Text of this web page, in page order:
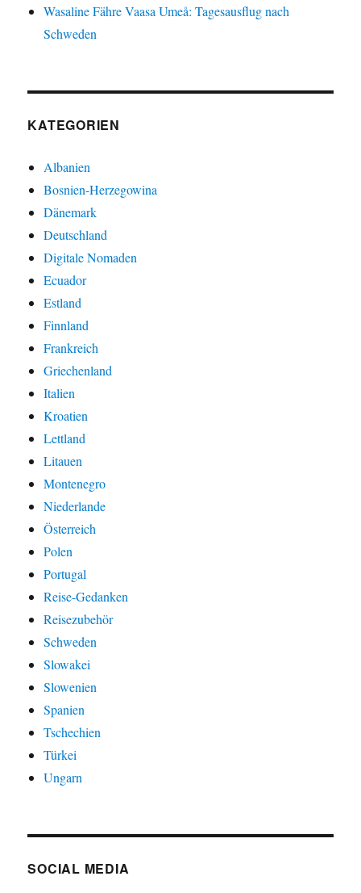
Wasaline Fähre Vaasa Umeå: Tagesausflug nach
Schweden
KATEGORIEN
Albanien
Bosnien-Herzegowina
Dänemark
Deutschland
Digitale Nomaden
Ecuador
Estland
Finnland
Frankreich
Griechenland
Italien
Kroatien
Lettland
Litauen
Montenegro
Niederlande
Österreich
Polen
Portugal
Reise-Gedanken
Reisezubehör
Schweden
Slowakei
Slowenien
Spanien
Tschechien
Türkei
Ungarn
SOCIAL MEDIA